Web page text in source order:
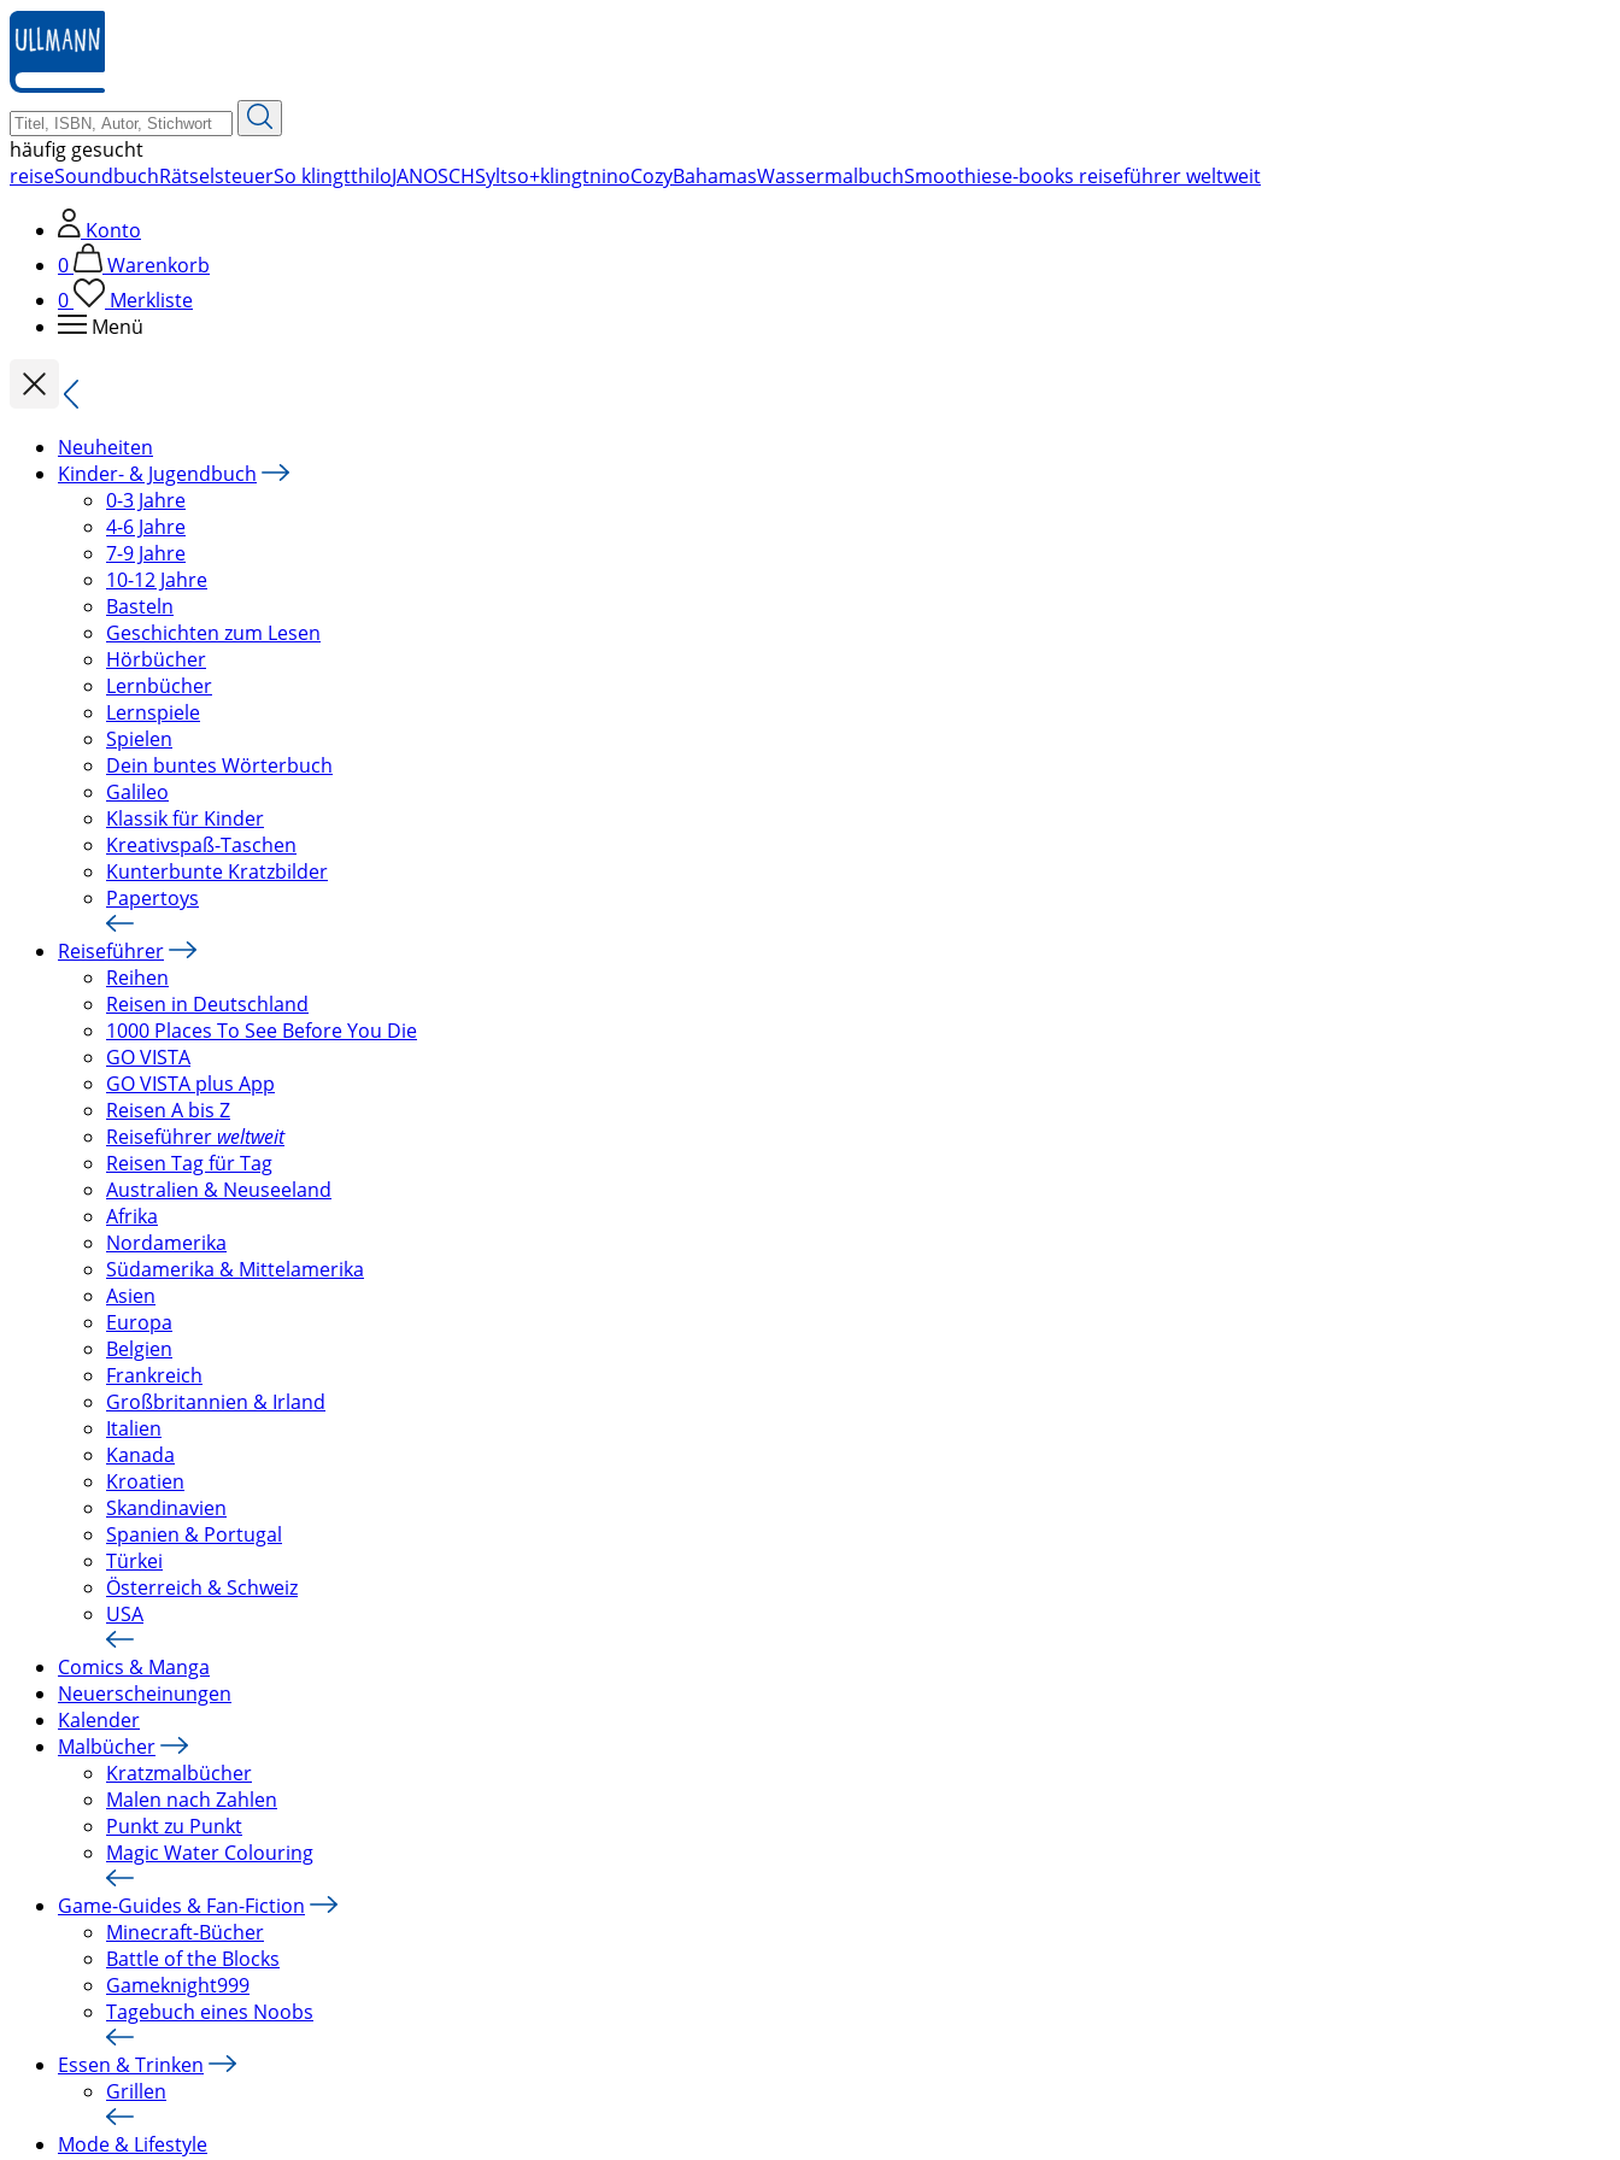
zum
Hauptinhalt
springen
häufig gesucht
reiseSoundbuchRätselsteuerSo klingtthiloJANOSCHSyltso+klingtninoCozyBahamasWassermalbuchSmoothiese-books reiseführer weltweit
Konto
0
Warenkorb
0
Merkliste
Menü
Neuheiten
Kinder- & Jugendbuch
0-3 Jahre
4-6 Jahre
7-9 Jahre
10-12 Jahre
Basteln
Geschichten zum Lesen
Hörbücher
Lernbücher
Lernspiele
Spielen
Dein buntes Wörterbuch
Galileo
Klassik für Kinder
Kreativspaß-Taschen
Kunterbunte Kratzbilder
Papertoys
Reiseführer
Reihen
Reisen in Deutschland
1000 Places To See Before You Die
GO VISTA
GO VISTA plus App
Reisen A bis Z
Reiseführer weltweit
Reisen Tag für Tag
Australien & Neuseeland
Afrika
Nordamerika
Südamerika & Mittelamerika
Asien
Europa
Belgien
Frankreich
Großbritannien & Irland
Italien
Kanada
Kroatien
Skandinavien
Spanien & Portugal
Türkei
Österreich & Schweiz
USA
Comics & Manga
Neuerscheinungen
Kalender
Malbücher
Kratzmalbücher
Malen nach Zahlen
Punkt zu Punkt
Magic Water Colouring
Game-Guides & Fan-Fiction
Minecraft-Bücher
Battle of the Blocks
Gameknight999
Tagebuch eines Noobs
Essen & Trinken
Grillen
Mode & Lifestyle